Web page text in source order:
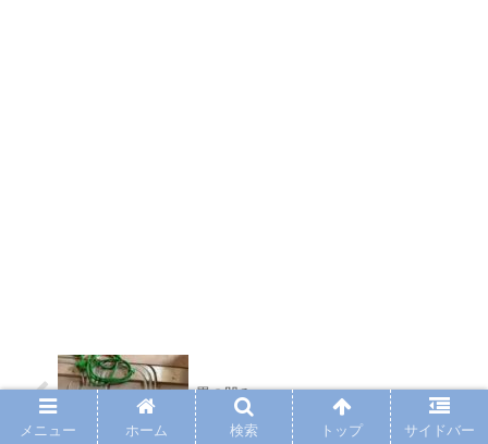
畳の凹み
メニュー ホーム 検索 トップ サイドバー